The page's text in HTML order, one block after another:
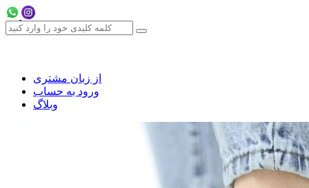
از زبان مشتری
ورود به حساب
وبلاگ